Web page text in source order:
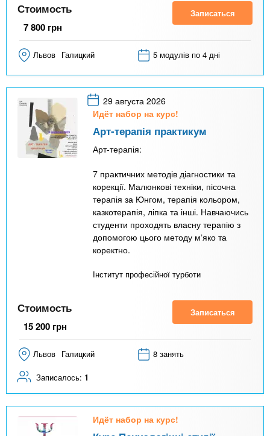
Стоимость
7 800 грн
Записаться
Львов Галицкий 5 модулів по 4 дні
29 августа 2026
Идёт набор на курс!
Арт-терапія практикум
Арт-терапія:
7 практичних методів діагностики та
корекції. Малюнкові техніки, пісочна
терапія за Юнгом, терапія кольором,
казкотерапія, ліпка та інші. Навчаючись
студенти проходять власну терапію з
допомогою цього методу мʼяко та
коректно.
Інститут професійної турботи
Стоимость
15 200 грн
Записаться
Львов Галицкий 8 занять
Записалось: 1
Идёт набор на курс!